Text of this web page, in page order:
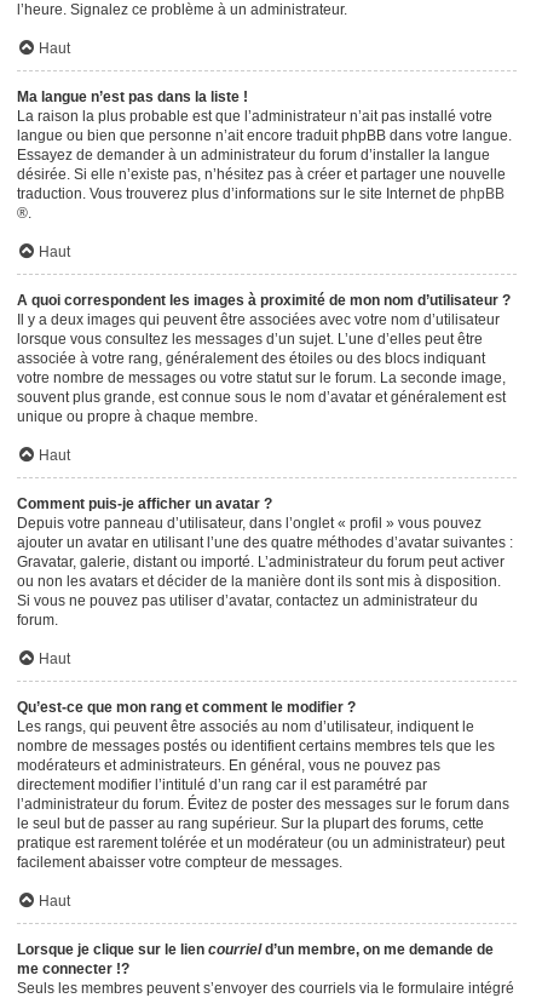
l’heure. Signalez ce problème à un administrateur.
Haut
Ma langue n’est pas dans la liste !
La raison la plus probable est que l’administrateur n’ait pas installé votre
langue ou bien que personne n’ait encore traduit phpBB dans votre langue.
Essayez de demander à un administrateur du forum d’installer la langue
désirée. Si elle n’existe pas, n’hésitez pas à créer et partager une nouvelle
traduction. Vous trouverez plus d’informations sur le site Internet de phpBB
®.
Haut
A quoi correspondent les images à proximité de mon nom d’utilisateur ?
Il y a deux images qui peuvent être associées avec votre nom d’utilisateur
lorsque vous consultez les messages d’un sujet. L’une d’elles peut être
associée à votre rang, généralement des étoiles ou des blocs indiquant
votre nombre de messages ou votre statut sur le forum. La seconde image,
souvent plus grande, est connue sous le nom d’avatar et généralement est
unique ou propre à chaque membre.
Haut
Comment puis-je afficher un avatar ?
Depuis votre panneau d’utilisateur, dans l’onglet « profil » vous pouvez
ajouter un avatar en utilisant l’une des quatre méthodes d’avatar suivantes :
Gravatar, galerie, distant ou importé. L’administrateur du forum peut activer
ou non les avatars et décider de la manière dont ils sont mis à disposition.
Si vous ne pouvez pas utiliser d’avatar, contactez un administrateur du
forum.
Haut
Qu’est-ce que mon rang et comment le modifier ?
Les rangs, qui peuvent être associés au nom d’utilisateur, indiquent le
nombre de messages postés ou identifient certains membres tels que les
modérateurs et administrateurs. En général, vous ne pouvez pas
directement modifier l’intitulé d’un rang car il est paramétré par
l’administrateur du forum. Évitez de poster des messages sur le forum dans
le seul but de passer au rang supérieur. Sur la plupart des forums, cette
pratique est rarement tolérée et un modérateur (ou un administrateur) peut
facilement abaisser votre compteur de messages.
Haut
Lorsque je clique sur le lien courrield’un membre, on me demande de
me connecter !?
Seuls les membres peuvent s’envoyer des courriels via le formulaire intégré